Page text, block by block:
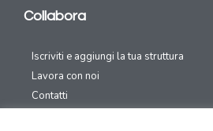
Collabora
Iscriviti e aggiungi la tua struttura
Lavora con noi
Contatti